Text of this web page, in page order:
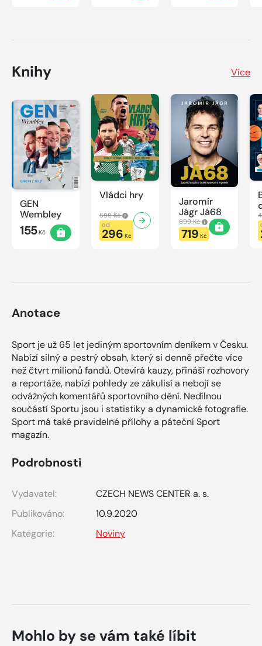
Knihy Více
GEN
Wembley
155Kč
Vládci hry
599 Kč
od
296 Kč
Jaromír
Jágr Já68
899 Kč
719 Kč
Anotace
Sport je už 65 let jediným sportovním deníkem v Česku.
Nabízí silný a pestrý obsah, který si denně přečte více
než čtvrt milionů fandů. Otevírá kauzy, přináší rozhovory
a reportáže, nabízí pohledy ze zákulisí a nebojí se
odvážných komentářů sportovního dění. Nedílnou
součástí Sportu jsou i statistiky a dynamické fotografie.
Sport má také pravidelné přílohy a páteční Sport
magazín.
Podrobnosti
Vydavatel:
CZECH NEWS CENTER a. s.
Publikováno:
10.9.2020
Kategorie:
Noviny
Mohlo by se vám také líbit